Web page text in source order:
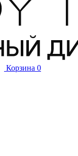
Корзина 0